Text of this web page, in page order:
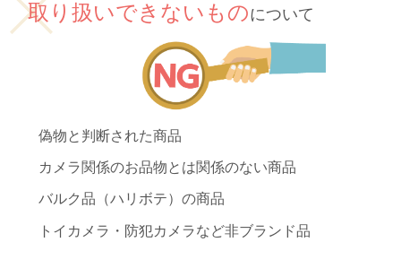
取り扱いできないものについて
偽物と判断された商品
カメラ関係のお品物とは関係のない商品
バルク品（ハリボテ）の商品
トイカメラ・防犯カメラなど非ブランド品